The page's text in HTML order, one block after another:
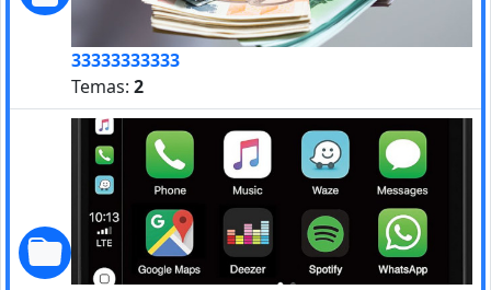
33333333333
Temas: 2